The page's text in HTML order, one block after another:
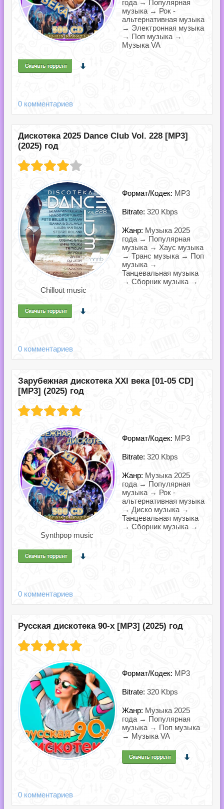
года → Популярная
музыка → Рок -
альтернативная музыка
→ Электронная музыка
→ Поп музыка →
Музыка VA
0 комментариев
Дискотека 2025 Dance Club Vol. 228 [MP3]
(2025) год
Формат/Кодек: MP3
Bitrate: 320 Kbps
Жанр: Музыка 2025
года → Популярная
музыка → Хаус музыка
→ Транс музыка → Поп
музыка →
Танцевальная музыка
→ Сборник музыка →
Chillout music
0 комментариев
Зарубежная дискотека ХХI века [01-05 CD]
[MP3] (2025) год
Формат/Кодек: MP3
Bitrate: 320 Kbps
Жанр: Музыка 2025
года → Популярная
музыка → Рок -
альтернативная музыка
→ Диско музыка →
Танцевальная музыка
→ Сборник музыка →
Synthpop music
0 комментариев
Русская дискотека 90-х [MP3] (2025) год
Формат/Кодек: MP3
Bitrate: 320 Kbps
Жанр: Музыка 2025
года → Популярная
музыка → Поп музыка
→ Музыка VA
0 комментариев